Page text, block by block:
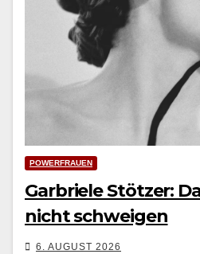
POWERFRAUEN
Garbriele Stötzer:
nicht schweigen
6. AUGUST 2026